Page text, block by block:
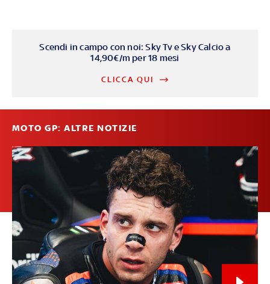
Scendi in campo con noi: Sky Tv e Sky Calcio a
14,90€/m per 18 mesi
CLICCA QUI
MOTO GP: ALTRE NOTIZIE